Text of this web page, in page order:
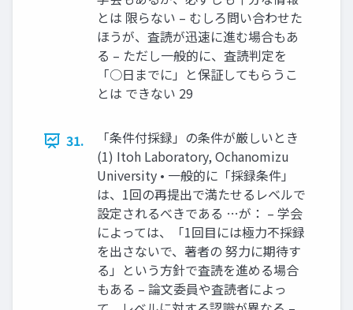
とは 限らない – むしろ問い合わせた
ほうが、査読が迅速に進む場合もあ
る – ただし一般的に、査読判定を
「○日までに」と保証してもらうこ
とは できない 29
31.
「条件付採録」の条件が厳しいとき
(1) Itoh Laboratory, Ochanomizu
University • 一般的に「採録条件」
は、1回の再提出で満たせるレベルで
設定されるべきである …が： – 学会
によっては、「1回目には極力不採録
を出さないで、著者の 努力に期待す
る」という方針で査読を進める場合
もある – 論文委員や査読者によっ